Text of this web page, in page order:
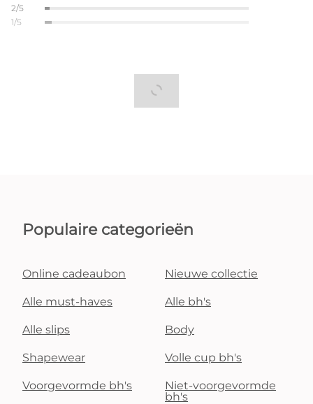
2/5
1/5
Populaire categorieën
Online cadeaubon Nieuwe collectie
Alle must-haves Alle bh's
Alle slips Body
Shapewear Volle cup bh's
Voorgevormde bh's
Niet-voorgevormde
bh's